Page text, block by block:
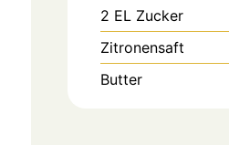
2 EL Zucker
Zitronensaft
Butter